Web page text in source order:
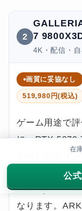
2 7
4K・配信・
画質に妥協なし
519,980円(税込)
ゲーム用途で
に、RTX 5070
Gen4 SSD（
た上位構成で
24426ptで、本
なります。
在
公